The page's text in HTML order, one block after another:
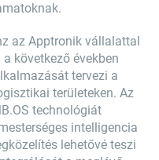
az Apptronik vállalattal
következő években
tervezi a
területeken. Az
technológiát
intelligencia
lehetővé teszi